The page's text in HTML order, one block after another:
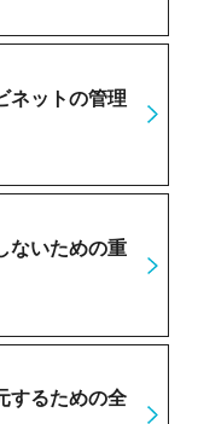
ネットの管理
ないための重
するための全